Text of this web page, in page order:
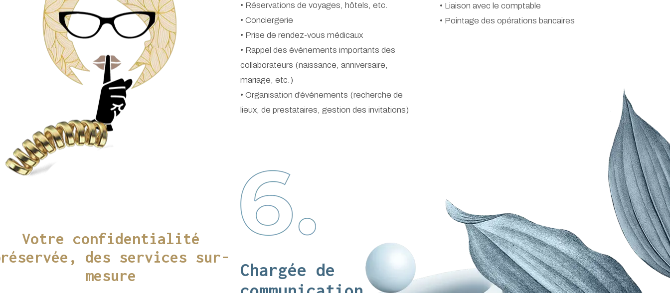
Votre confidentialité
des services sur-
mesure
• Réservations de voyages, hôtels, etc.
• Conciergerie
• Prise de rendez-vous médicaux
• Rappel des événements importants des
collaborateurs (naissance, anniversaire,
mariage, etc.)
• Organisation d’événements (recherche de
lieux, de prestataires, gestion des invitations)
• Liaison avec le comptable
• Pointage des opérations bancaires
Chargée de